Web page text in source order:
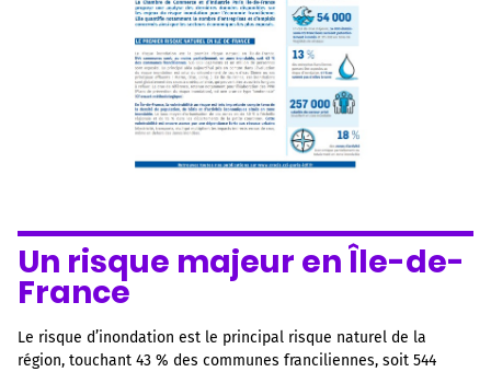
Un risque majeur en Île-de-
France
Le risque d’inondation est le principal risque naturel de la
région, touchant 43 % des communes franciliennes, soit 544